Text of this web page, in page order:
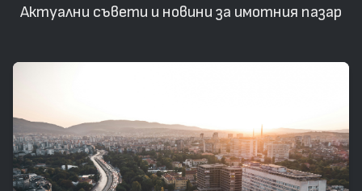
Актуални съвети и новини за имотния пазар